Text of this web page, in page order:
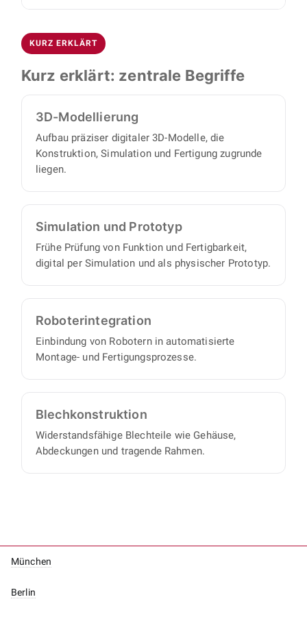
eigenverantwortlich und liefern einen
vollständigen Satz an Konstruktionsunterlagen,
mit minimalem Abstimmungs- und
Abdeckungen.
Autodesk Inventor. Sie erhalten vollständige 3D-
CAD-Daten, Baugruppen- und
Montagezeichnungen, Einzelteilzeichnungen
sowie strukturierte Stücklisten, mit denen sich
oder fertigen lassen.
KURZ ERKLÄRT
Kurz erklärt: zentrale Begriffe
3D-Modellierung
Aufbau präziser digitaler 3D-Modelle, die
Konstruktion, Simulation und Fertigung zugrunde
liegen.
Simulation und Prototyp
Frühe Prüfung von Funktion und Fertigbarkeit,
digital per Simulation und als physischer Prototyp.
Roboter­integration
Einbindung von Robotern in automatisierte
Montage- und Fertigungsprozesse.
Blech­konstruktion
Widerstandsfähige Blechteile wie Gehäuse,
Abdeckungen und tragende Rahmen.
München
Berlin